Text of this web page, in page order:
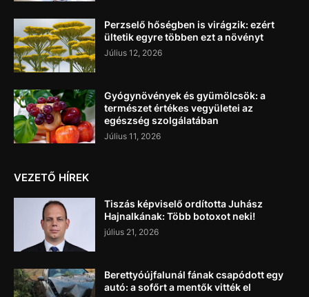
Perzselő hőségben is virágzik: ezért
ültetik egyre többen ezt a növényt
Július 12, 2026
Gyógynövények és gyümölcsök: a
természet értékes vegyületei az
egészség szolgálatában
Július 11, 2026
VEZETŐ HÍREK
Tiszás képviselő ordította Juhász
Hajnalkának: Több botoxot neki!
július 21, 2026
Berettyóújfalunál fának csapódott egy
autó: a sofőrt a mentők vitték el